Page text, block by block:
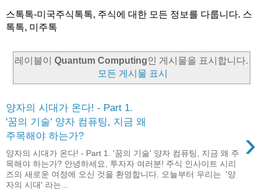
스톡톡-미국주식톡톡, 주식에 대한 모든 정보를 다룹니다. 스
톡톡, 미주톡
레이블이 Quantum Computing인 게시물을 표시합니다.
모든 게시물 표시
양자의 시대가 온다! - Part 1.
'꿈의 기술' 양자 컴퓨팅, 지금 왜
주목해야 하는가?
›
양자의 시대가 온다! - Part 1. '꿈의 기술' 양자 컴퓨팅, 지금 왜 주
목해야 하는가? 안녕하세요, 투자자 여러분! 주식 인사이트 시리
즈의 새로운 여정에 오신 것을 환영합니다. 오늘부터 우리는 '양
자의 시대' 라는...